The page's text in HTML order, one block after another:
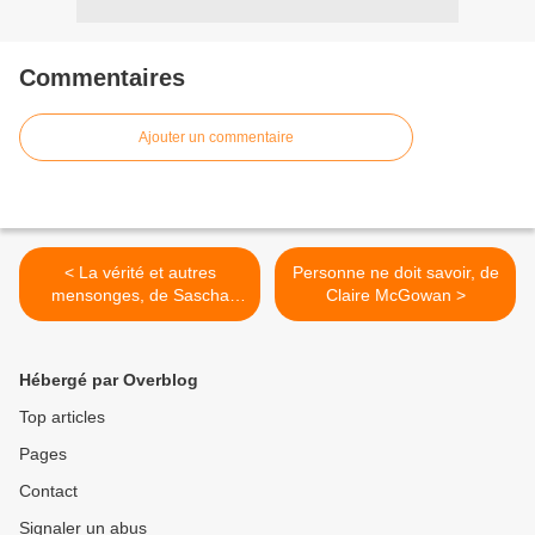
Commentaires
Ajouter un commentaire
< La vérité et autres
mensonges, de Sascha
Arango
Personne ne doit savoir, de
Claire McGowan >
Hébergé par Overblog
Top articles
Pages
Contact
Signaler un abus